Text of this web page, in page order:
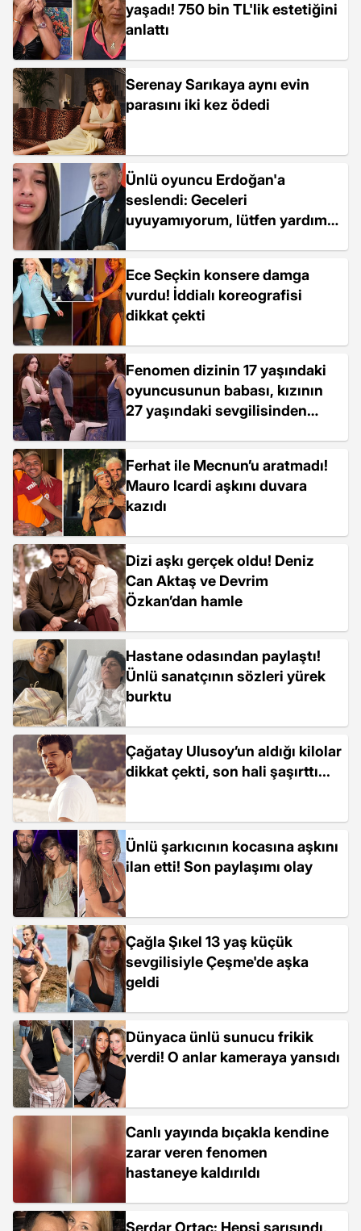
yaşadı! 750 bin TL'lik estetiğini
anlattı
Serenay Sarıkaya aynı evin
parasını iki kez ödedi
Ünlü oyuncu Erdoğan'a
seslendi: Geceleri
uyuyamıyorum, lütfen yardım
Ece Seçkin konsere damga
vurdu! İddialı koreografisi
dikkat çekti
Fenomen dizinin 17 yaşındaki
oyuncusunun babası, kızının
27 yaşındaki sevgilisinden
Ferhat ile Mecnun’u aratmadı!
Mauro Icardi aşkını duvara
kazıdı
Dizi aşkı gerçek oldu! Deniz
Can Aktaş ve Devrim
Özkan’dan hamle
Hastane odasından paylaştı!
Ünlü sanatçının sözleri yürek
burktu
Çağatay Ulusoy’un aldığı kilolar
dikkat çekti, son hali şaşırttı...
Ünlü şarkıcının kocasına aşkını
ilan etti! Son paylaşımı olay
Çağla Şıkel 13 yaş küçük
sevgilisiyle Çeşme'de aşka
geldi
Dünyaca ünlü sunucu frikik
verdi! O anlar kameraya yansıdı
Canlı yayında bıçakla kendine
zarar veren fenomen
hastaneye kaldırıldı